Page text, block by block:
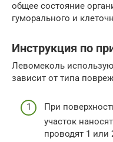
общее состояние
гуморального и
Инструкция по
Левомеколь
зависит от типа
При
участок
проводят 1 или